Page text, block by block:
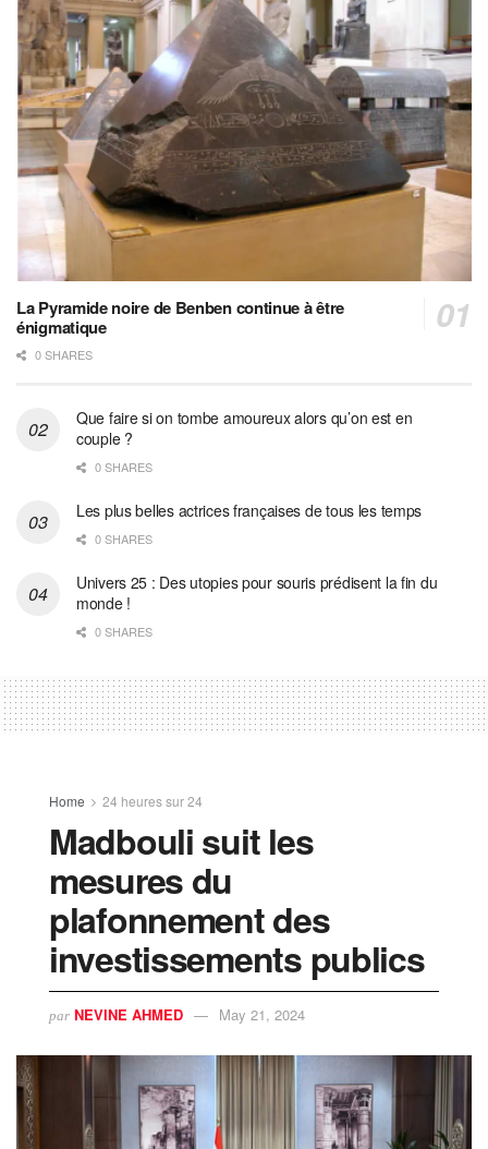
La Pyramide noire de Benben continue à être
énigmatique
0 SHARES
Que faire si on tombe amoureux alors qu’on est en
couple ?
0 SHARES
Les plus belles actrices françaises de tous les temps
0 SHARES
Univers 25 : Des utopies pour souris prédisent la fin du
monde !
0 SHARES
Home 24 heures sur 24
Madbouli suit les
mesures du
plafonnement des
investissements publics
par NEVINE AHMED May 21, 2024